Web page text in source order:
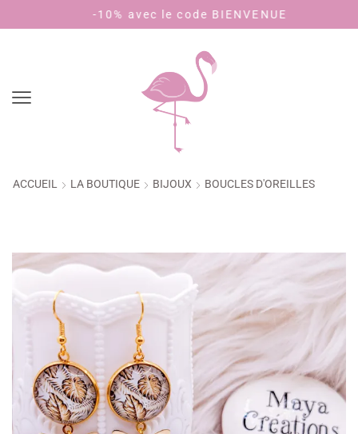
-10% avec le code BIENVENUE
ACCUEIL LA BOUTIQUE BIJOUX BOUCLES D'OREILLES